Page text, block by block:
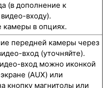
(в дополнение к
входу).
камеры в опциях.
передней камеры через
вход (уточняйте).
вход можно иконкой
(AUX) или
кнопку магнитолы или